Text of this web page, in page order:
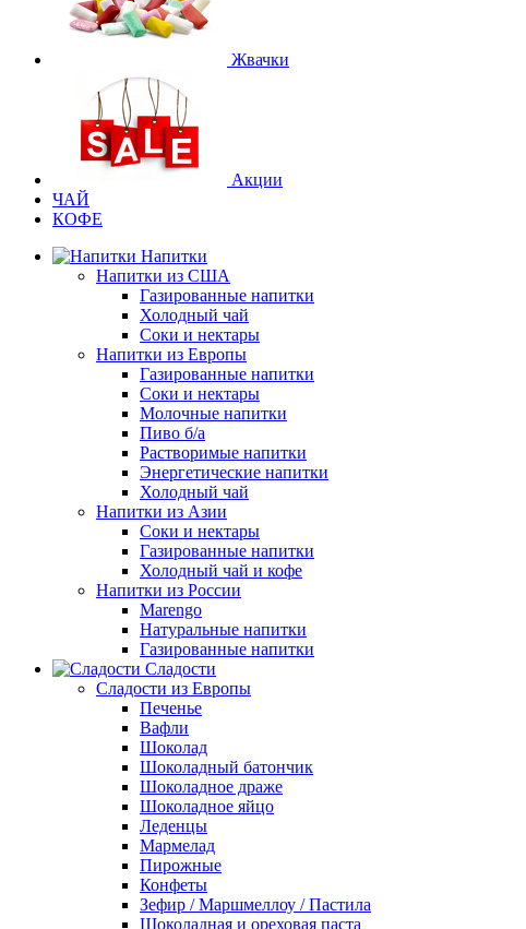
Жвачки
Акции
ЧАЙ
КОФЕ
Напитки
Напитки из США
Газированные напитки
Холодный чай
Соки и нектары
Напитки из Европы
Газированные напитки
Соки и нектары
Молочные напитки
Пиво б/а
Растворимые напитки
Энергетические напитки
Холодный чай
Напитки из Азии
Соки и нектары
Газированные напитки
Холодный чай и кофе
Напитки из России
Marengo
Натуральные напитки
Газированные напитки
Сладости
Сладости из Европы
Печенье
Вафли
Шоколад
Шоколадный батончик
Шоколадное драже
Шоколадное яйцо
Леденцы
Мармелад
Пирожные
Конфеты
Зефир / Маршмеллоу / Пастила
Шоколадная и ореховая паста